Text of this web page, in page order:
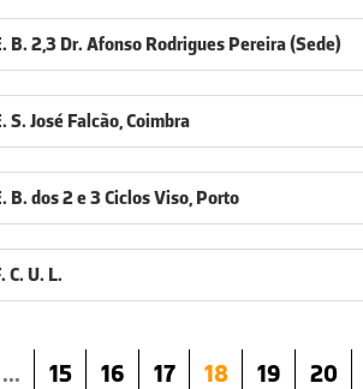
B. 2,3 Dr. Afonso Rodrigues Pereira (Sede)
S. José Falcão, Coimbra
B. dos 2 e 3 Ciclos Viso, Porto
C. U. L.
... 15 16 17 18 19 20